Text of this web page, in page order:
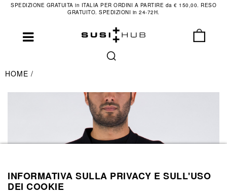
SPEDIZIONE GRATUITA in ITALIA PER ORDINI A PARTIRE da € 150,00. RESO
GRATUITO. SPEDIZIONI in 24-72H.
HOME
INFORMATIVA SULLA PRIVACY E SULL'USO
DEI COOKIE